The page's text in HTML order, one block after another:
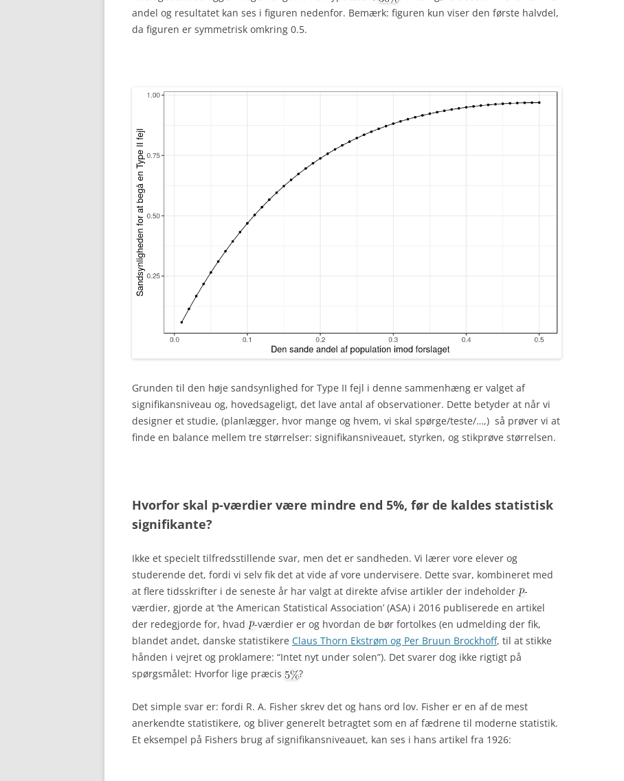
andel og resultatet kan ses i figuren nedenfor. Bemærk: figuren kun viser den første halvdel,
da figuren er symmetrisk omkring 0.5.
Grunden til den høje sandsynlighed for Type II fejl i denne sammenhæng er valget af
signifikansniveau og, hovedsageligt, det lave antal af observationer. Dette betyder at når vi
designer et studie, (planlægger, hvor mange og hvem, vi skal spørge/teste/…,) så prøver vi at
finde en balance mellem tre størrelser: signifikansniveauet, styrken, og stikprøve størrelsen.
Hvorfor skal p-værdier være mindre end 5%, før de kaldes statistisk
signifikante?
Ikke et specielt tilfredsstillende svar, men det er sandheden. Vi lærer vore elever og
studerende det, fordi vi selv fik det at vide af vore undervisere. Dette svar, kombineret med
at flere tidsskrifter i de seneste år har valgt at direkte afvise artikler der indeholder
-
værdier, gjorde at ‘the American Statistical Association’ (ASA) i 2016 publiserede en artikel
der redegjorde for, hvad
-værdier er og hvordan de bør fortolkes (en udmelding der fik,
blandet andet, danske statistikere Claus Thorn Ekstrøm og Per Bruun Brockhoff, til at stikke
hånden i vejret og proklamere: “Intet nyt under solen”). Det svarer dog ikke rigtigt på
spørgsmålet: Hvorfor lige præcis
?
Det simple svar er: fordi R. A. Fisher skrev det og hans ord lov. Fisher er en af de mest
anerkendte statistikere, og bliver generelt betragtet som en af fædrene til moderne statistik.
Et eksempel på Fishers brug af signifikansniveauet, kan ses i hans artikel fra 1926: